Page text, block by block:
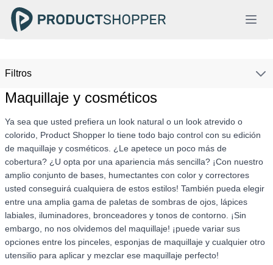
Filtros
Maquillaje y cosméticos
Ya sea que usted prefiera un look natural o un look atrevido o
colorido, Product Shopper lo tiene todo bajo control con su edición
de maquillaje y cosméticos. ¿Le apetece un poco más de
cobertura? ¿U opta por una apariencia más sencilla? ¡Con nuestro
amplio conjunto de bases, humectantes con color y correctores
usted conseguirá cualquiera de estos estilos! También pueda elegir
entre una amplia gama de paletas de sombras de ojos, lápices
labiales, iluminadores, bronceadores y tonos de contorno. ¡Sin
embargo, no nos olvidemos del maquillaje! ¡puede variar sus
opciones entre los pinceles, esponjas de maquillaje y cualquier otro
utensilio para aplicar y mezclar ese maquillaje perfecto!